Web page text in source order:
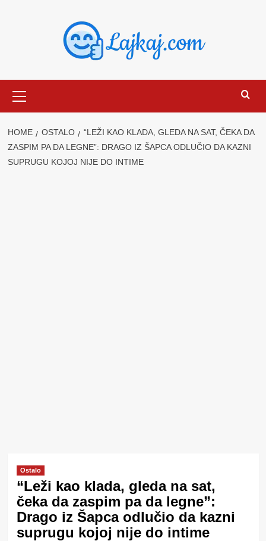
Menu
HOME OSTALO
“LEŽI KAO KLADA, GLEDA NA SAT, ČEKA DA
ZASPIM PA DA LEGNE”: DRAGO IZ ŠAPCA ODLUČIO DA KAZNI
SUPRUGU KOJOJ NIJE DO INTIME
Ostalo
“Leži kao klada, gleda na sat,
čeka da zaspim pa da legne”:
Drago iz Šapca odlučio da kazni
suprugu kojoj nije do intime